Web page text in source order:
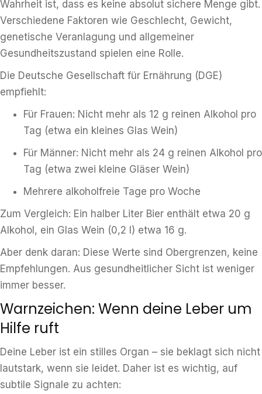
Wahrheit ist, dass es keine absolut sichere Menge gibt.
Verschiedene Faktoren wie Geschlecht, Gewicht,
genetische Veranlagung und allgemeiner
Gesundheitszustand spielen eine Rolle.
Die Deutsche Gesellschaft für Ernährung (DGE)
empfiehlt:
Für Frauen: Nicht mehr als 12 g reinen Alkohol pro
Tag (etwa ein kleines Glas Wein)
Für Männer: Nicht mehr als 24 g reinen Alkohol pro
Tag (etwa zwei kleine Gläser Wein)
Mehrere alkoholfreie Tage pro Woche
Zum Vergleich: Ein halber Liter Bier enthält etwa 20 g
Alkohol, ein Glas Wein (0,2 l) etwa 16 g.
Aber denk daran: Diese Werte sind Obergrenzen, keine
Empfehlungen. Aus gesundheitlicher Sicht ist weniger
immer besser.
Warnzeichen: Wenn deine Leber um
Hilfe ruft
Deine Leber ist ein stilles Organ – sie beklagt sich nicht
lautstark, wenn sie leidet. Daher ist es wichtig, auf
subtile Signale zu achten: